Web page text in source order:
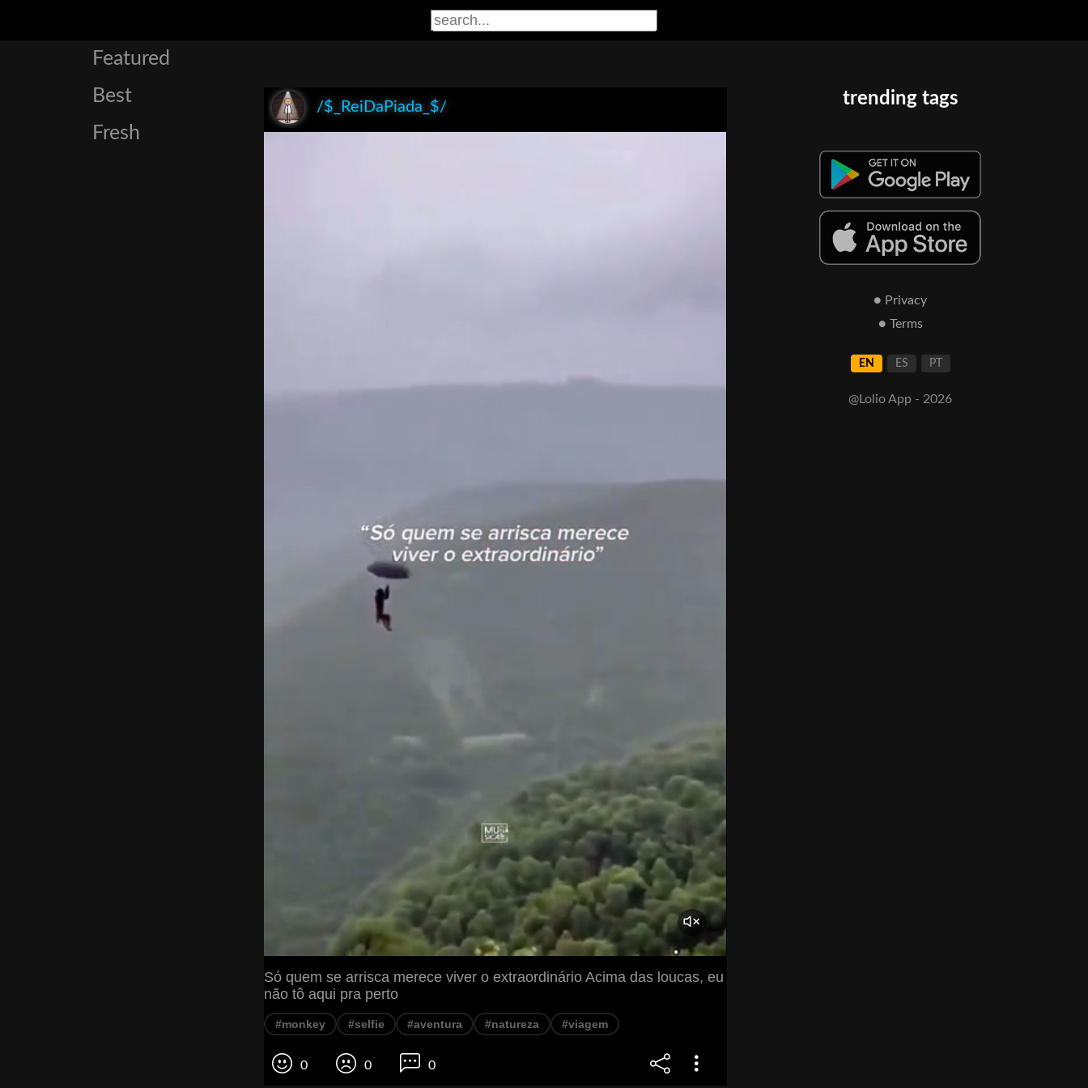
Featured
Best
Fresh
/$_ReiDaPiada_$/
Só quem se arrisca merece viver o extraordinário Acima das loucas, eu
não tô aqui pra perto
#monkey #selfie #aventura #natureza #viagem
0 0 0
trending tags
● Privacy
● Terms
EN ES PT
@Lolio App - 2026